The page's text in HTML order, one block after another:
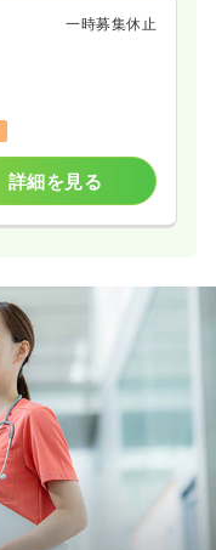
一時募集休止
詳細を見る